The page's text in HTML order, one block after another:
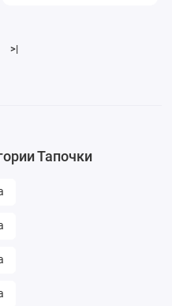
>|
Тапочки